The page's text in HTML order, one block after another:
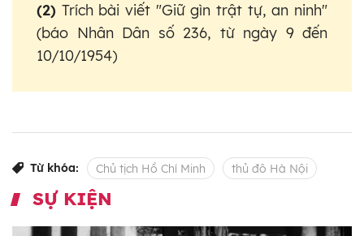
(2) Trích bài viết "Giữ gìn trật tự, an ninh"
(báo Nhân Dân số 236, từ ngày 9 đến
10/10/1954)
Từ khóa: Chủ tịch Hồ Chí Minh thủ đô Hà Nội
SỰ KIỆN